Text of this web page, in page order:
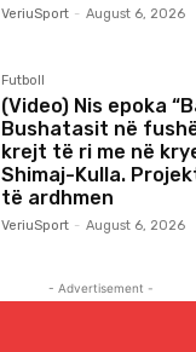
VeriuSport - August 6, 2026
Futboll
(Video) Nis epoka
Bushatasit në
krejt të ri me në
Shimaj-Kulla.
të ardhmen
VeriuSport - August 6, 2026
- Advertisement -